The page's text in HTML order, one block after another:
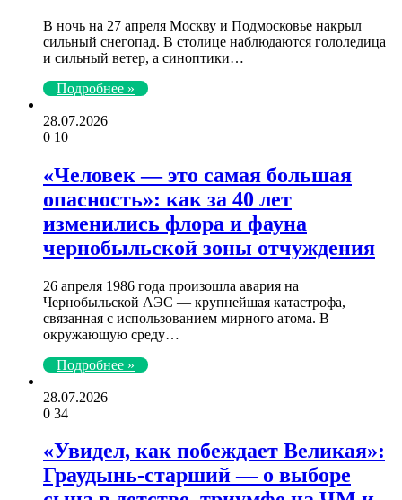
В ночь на 27 апреля Москву и Подмосковье накрыл
сильный снегопад. В столице наблюдаются гололедица
и сильный ветер, а синоптики…
Подробнее »
28.07.2026
0 10
«Человек — это самая большая
опасность»: как за 40 лет
изменились флора и фауна
чернобыльской зоны отчуждения
26 апреля 1986 года произошла авария на
Чернобыльской АЭС — крупнейшая катастрофа,
связанная с использованием мирного атома. В
окружающую среду…
Подробнее »
28.07.2026
0 34
«Увидел, как побеждает Великая»:
Граудынь-старший — о выборе